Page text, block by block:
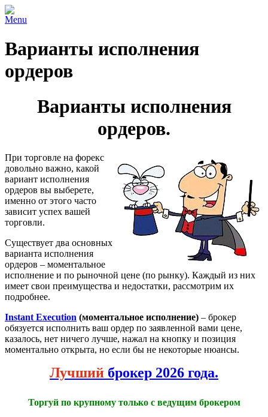
Menu
Варианты исполнения
ордеров
Варианты исполнения
ордеров.
При торговле на форекс
довольно важно, какой
вариант исполнения
ордеров вы выберете,
именно от этого часто
зависит успех вашей
торговли.
Существует два основных
варианта исполнения
ордеров – моментальное
исполнение и по рыночной цене (по рынку). Каждый из них
имеет свои преимущества и недостатки, рассмотрим их
подробнее.
Instant Execution (моментальное исполнение) – брокер
обязуется исполнить ваш ордер по заявленной вами цене,
казалось, нет ничего лучше, нажал на кнопку и позиция
моментально открыта, но если бы не некоторые нюансы.
Лучший брокер 2026 года.
Торгуй по крупному только с ведущим брокером